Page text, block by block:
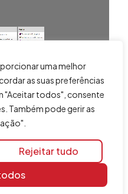
uma melhor
as suas preferências
"Aceitar todos", consente
Também pode gerir as
Rejeitar tudo